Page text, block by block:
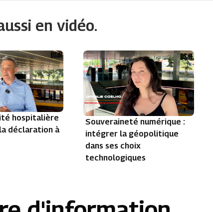
en vidéo.
hospitalière
déclaration à
Souveraineté numérique :
intégrer la géopolitique
dans ses choix
technologiques